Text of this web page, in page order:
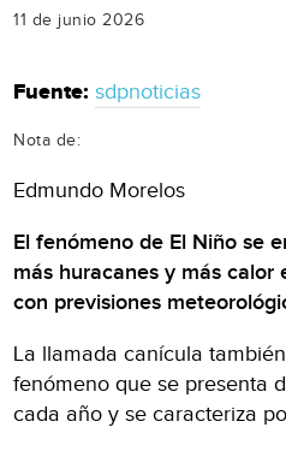
11 de junio 2026
Fuente:sdpnoticias
Nota de:
Edmundo Morelos
El fenómeno de El Niño se
más huracanes y más calor
con previsiones
La llamada canícula
fenómeno que se presenta
cada año y se caracteriza